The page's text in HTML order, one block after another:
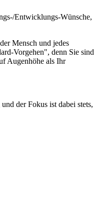
Entwicklungs-Wünsche,
Mensch und jedes
Vorgehen", denn Sie sind
Augenhöhe als Ihr
der Fokus ist dabei stets,